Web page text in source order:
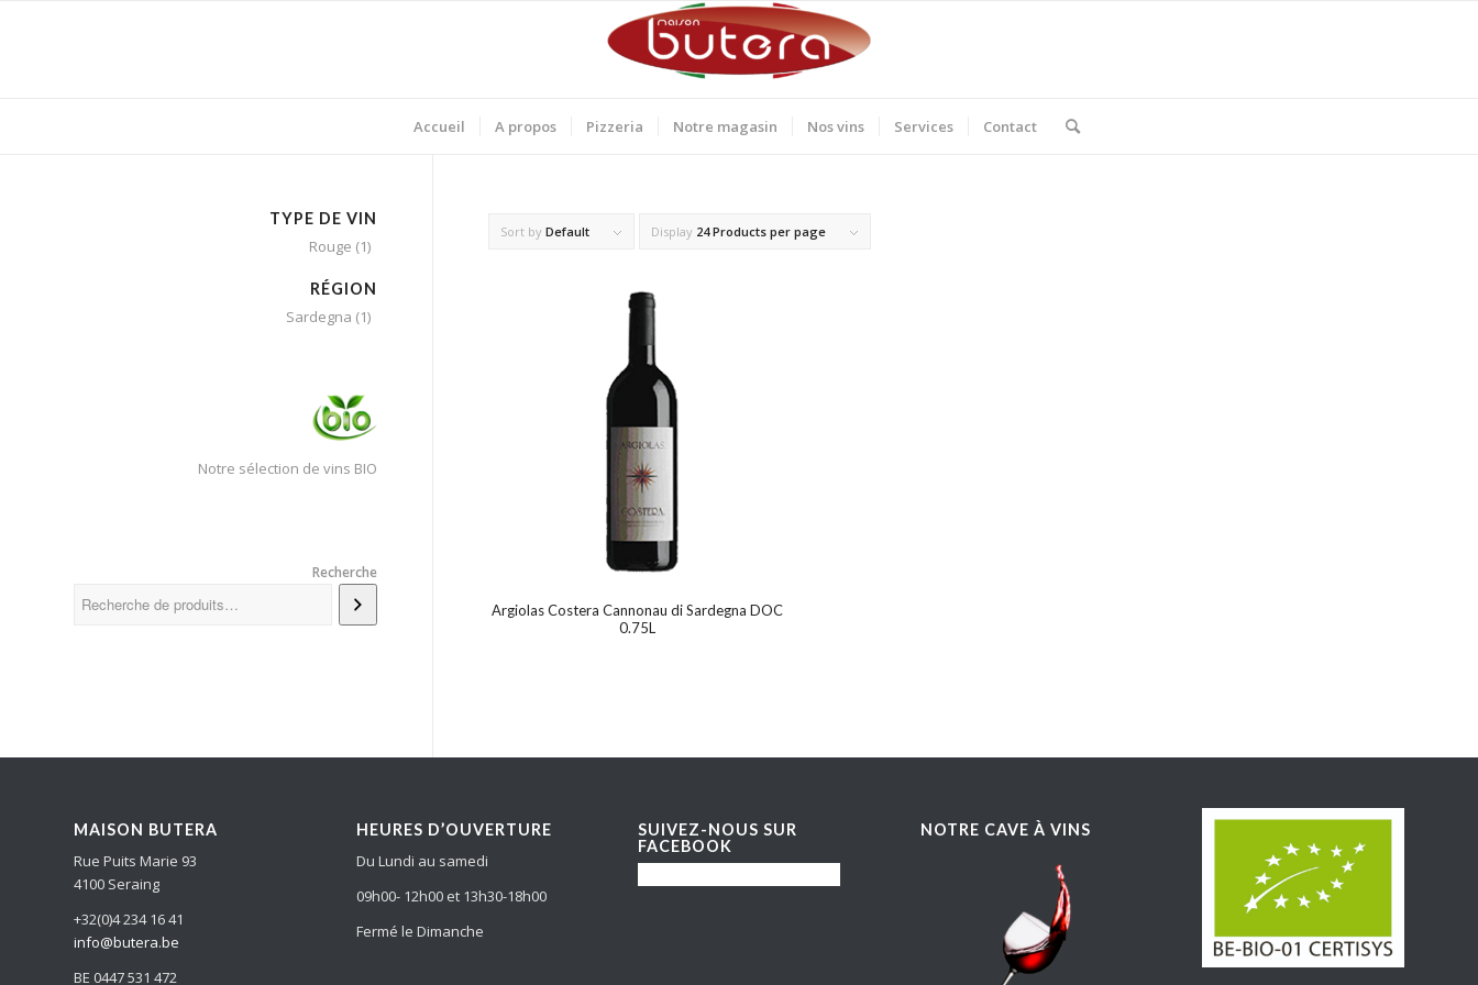
Accueil A propos Pizzeria Notre magasin Nos vins Services Contact
Sort by Default Display 24 Products per page
Argiolas Costera Cannonau di Sardegna DOC
0.75L
TYPE DE VIN
Rouge (1)
RÉGION
Sardegna (1)
Notre sélection de vins BIO
Recherche
MAISON BUTERA
Rue Puits Marie 93
4100 Seraing
+32(0)4 234 16 41
info@butera.be
BE 0447 531 472
HEURES D’OUVERTURE
Du Lundi au samedi
09h00- 12h00 et 13h30-18h00
Fermé le Dimanche
SUIVEZ-NOUS SUR
FACEBOOK
NOTRE CAVE À VINS